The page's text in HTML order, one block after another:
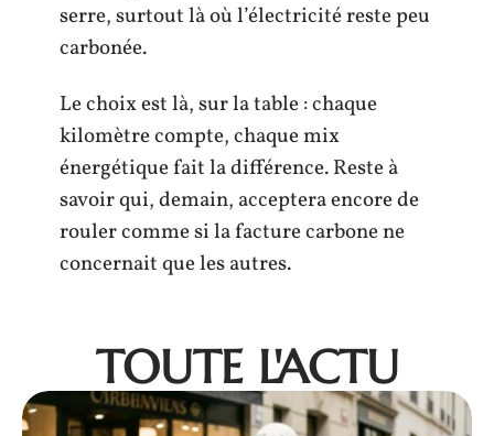
serre, surtout là où l’électricité reste peu
carbonée.
Le choix est là, sur la table : chaque
kilomètre compte, chaque mix
énergétique fait la différence. Reste à
savoir qui, demain, acceptera encore de
rouler comme si la facture carbone ne
concernait que les autres.
TOUTE L'ACTU